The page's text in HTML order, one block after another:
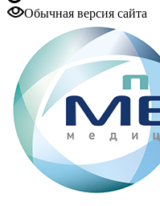
Обычная версия сайта